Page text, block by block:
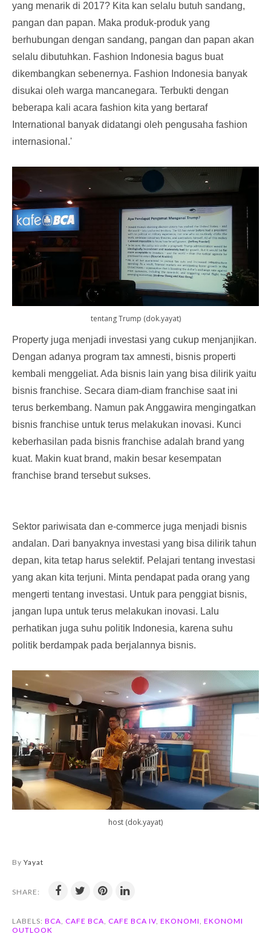
yang menarik di 2017? Kita kan selalu butuh sandang,
pangan dan papan. Maka produk-produk yang
berhubungan dengan sandang, pangan dan papan akan
selalu dibutuhkan. Fashion Indonesia bagus buat
dikembangkan sebenernya. Fashion Indonesia banyak
disukai oleh warga mancanegara. Terbukti dengan
beberapa kali acara fashion kita yang bertaraf
International banyak didatangi oleh pengusaha fashion
internasional.'
tentang Trump (dok.yayat)
Property juga menjadi investasi yang cukup menjanjikan.
Dengan adanya program tax amnesti, bisnis properti
kembali menggeliat. Ada bisnis lain yang bisa dilirik yaitu
bisnis franchise. Secara diam-diam franchise saat ini
terus berkembang. Namun pak Anggawira mengingatkan
bisnis franchise untuk terus melakukan inovasi. Kunci
keberhasilan pada bisnis franchise adalah brand yang
kuat. Makin kuat brand, makin besar kesempatan
franchise brand tersebut sukses.
Sektor pariwisata dan e-commerce juga menjadi bisnis
andalan. Dari banyaknya investasi yang bisa dilirik tahun
depan, kita tetap harus selektif. Pelajari tentang investasi
yang akan kita terjuni. Minta pendapat pada orang yang
mengerti tentang investasi. Untuk para penggiat bisnis,
jangan lupa untuk terus melakukan inovasi. Lalu
perhatikan juga suhu politik Indonesia, karena suhu
politik berdampak pada berjalannya bisnis.
host (dok.yayat)
By Yayat
SHARE:
LABELS: BCA, CAFE BCA, CAFE BCA IV, EKONOMI, EKONOMI
OUTLOOK